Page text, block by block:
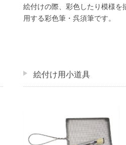
絵付けの際、彩色したり模様を
用する彩色筆・呉須筆です。
絵付け用小道具